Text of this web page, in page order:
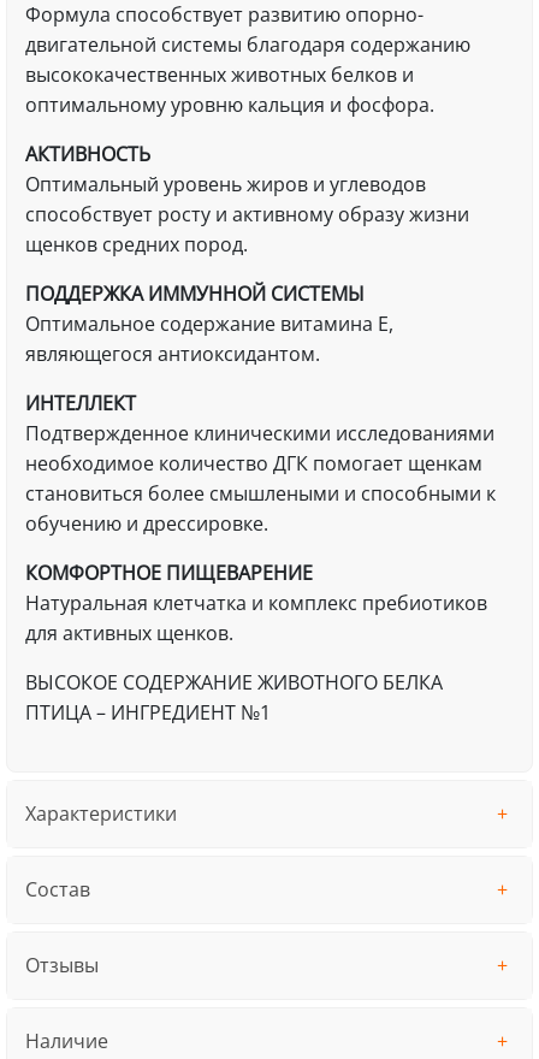
Формула способствует развитию опорно-
двигательной системы благодаря содержанию
высококачественных животных белков и
оптимальному уровню кальция и фосфора.
АКТИВНОСТЬ
Оптимальный уровень жиров и углеводов
способствует росту и активному образу жизни
щенков средних пород.
ПОДДЕРЖКА ИММУННОЙ СИСТЕМЫ
Оптимальное содержание витамина Е,
являющегося антиоксидантом.
ИНТЕЛЛЕКТ
Подтвержденное клиническими исследованиями
необходимое количество ДГК помогает щенкам
становиться более смышлеными и способными к
обучению и дрессировке.
КОМФОРТНОЕ ПИЩЕВАРЕНИЕ
Натуральная клетчатка и комплекс пребиотиков
для активных щенков.
ВЫСОКОЕ СОДЕРЖАНИЕ ЖИВОТНОГО БЕЛКА
ПТИЦА – ИНГРЕДИЕНТ №1
Характеристики
Состав
Отзывы
Наличие